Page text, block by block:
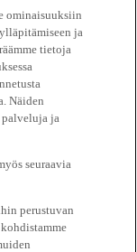
ominaisuuksiin
ja
tietoja
Näiden
ja
seuraavia
perustuvan